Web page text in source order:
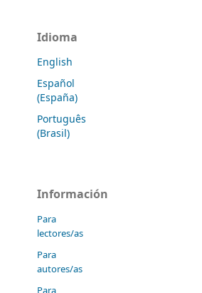
Idioma
English
Español
(España)
Português
(Brasil)
Información
Para
lectores/as
Para
autores/as
Para